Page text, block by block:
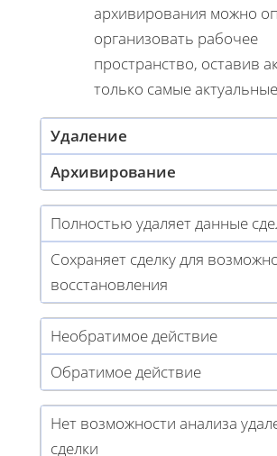
архивирования можно
организовать рабочее
пространство, оставив
только самые
Удаление
Архивирование
Полностью удаляет данные
Сохраняет сделку для
восстановления
Необратимое действие
Обратимое действие
Нет возможности анализа
сделки